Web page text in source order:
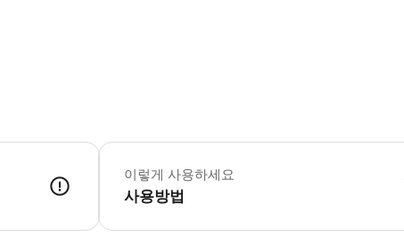
▶ 꼭 알아두세요 * 만 4세 이하 어린이는 무료이며 티켓이
이렇게 사용하세요
사용방법